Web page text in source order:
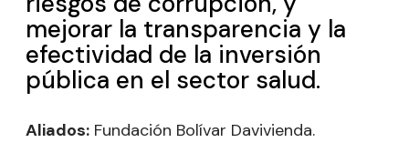
mejorar la transparencia y la
efectividad de la inversión
pública en el sector salud.
Aliados: Fundación Bolívar Davivienda.